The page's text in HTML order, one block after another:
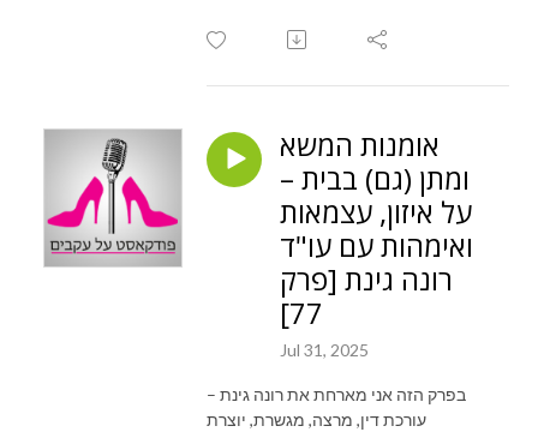
אומנות המשא
ומתן (גם) בבית –
על איזון, עצמאות
ואימהות עם עו"ד
רונה גינת [פרק
77]
Jul 31, 2025
בפרק הזה אני מארחת את רונה גינת –
עורכת דין, מרצה, מגשרת, יוצרת